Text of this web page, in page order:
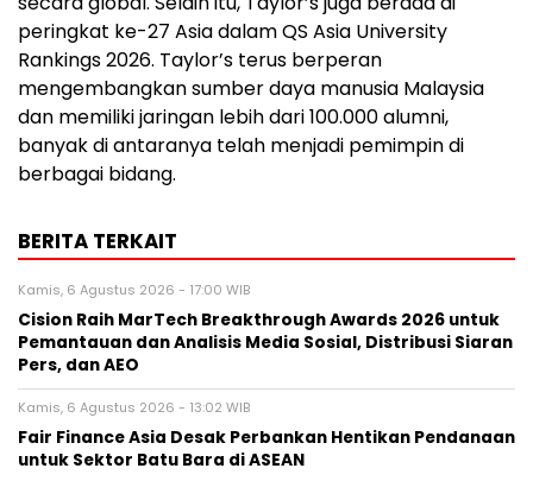
peringkat ke-27 Asia dalam QS Asia University
Rankings 2026. Taylor’s terus berperan
mengembangkan sumber daya manusia Malaysia
dan memiliki jaringan lebih dari 100.000 alumni,
banyak di antaranya telah menjadi pemimpin di
berbagai bidang.
BERITA TERKAIT
Kamis, 6 Agustus 2026 - 17:00 WIB
Cision Raih MarTech Breakthrough Awards 2026 untuk
Pemantauan dan Analisis Media Sosial, Distribusi Siaran
Pers, dan AEO
Kamis, 6 Agustus 2026 - 13:02 WIB
Fair Finance Asia Desak Perbankan Hentikan Pendanaan
untuk Sektor Batu Bara di ASEAN